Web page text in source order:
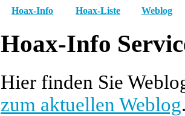
Hoax-Info Hoax-Liste Weblog
Hoax-Info
Hier finden Sie
zum aktuellen Weblog